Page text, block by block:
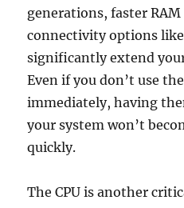
generations, faster
connectivity options like
significantly extend
Even if you don’t use
immediately, having
your system won’t
quickly.
The CPU is another